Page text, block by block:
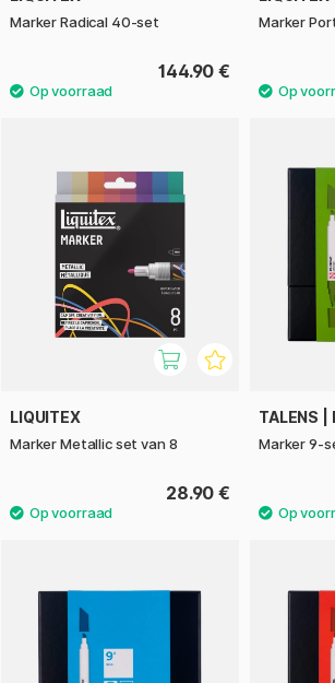
Marker Radical 40-set
144.90 €
Marker
LIQUITEX
Marker Metallic set van 8
28.90 €
TALENS |
Marker 9-